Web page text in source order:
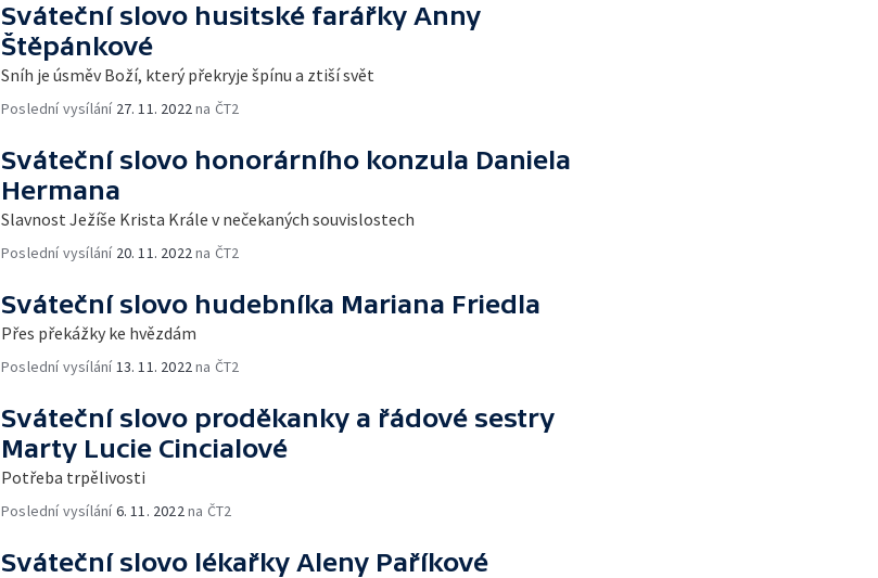
Sváteční slovo husitské farářky Anny
Štěpánkové
Sníh je úsměv Boží, který překryje špínu a ztiší svět
Poslední vysílání 27. 11. 2022na ČT2
Sváteční slovo honorárního konzula Daniela
Hermana
Slavnost Ježíše Krista Krále v nečekaných souvislostech
Poslední vysílání 20. 11. 2022na ČT2
Sváteční slovo hudebníka Mariana Friedla
Přes překážky ke hvězdám
Poslední vysílání13. 11. 2022na ČT2
Sváteční slovo proděkanky a řádové sestry
Marty Lucie Cincialové
Potřeba trpělivosti
Poslední vysílání6. 11. 2022na ČT2
Sváteční slovo lékařky Aleny Paříkové